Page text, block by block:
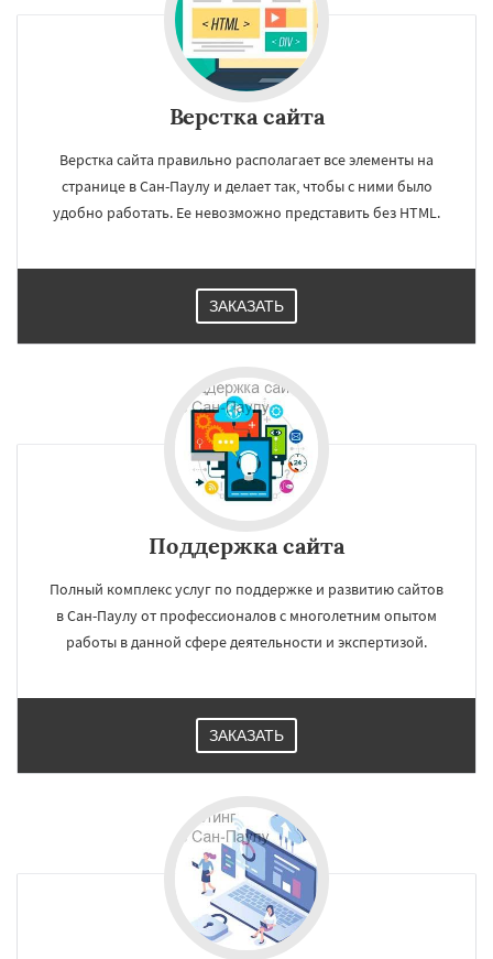
Верстка сайта
Верстка сайта правильно располагает все элементы на
странице в Сан-Паулу и делает так, чтобы с ними было
удобно работать. Ее невозможно представить без HTML.
ЗАКАЗАТЬ
Поддержка сайта
Полный комплекс услуг по поддержке и развитию сайтов
в Сан-Паулу от профессионалов с многолетним опытом
работы в данной сфере деятельности и экспертизой.
ЗАКАЗАТЬ